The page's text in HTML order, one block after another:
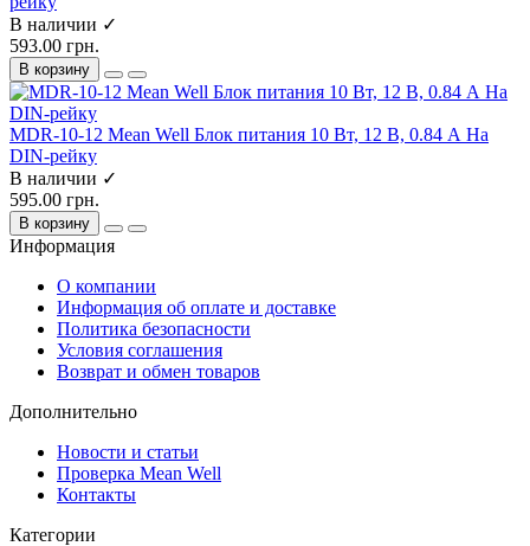
В наличии ✓
593.00 грн.
В корзину
MDR-10-12 Mean Well Блок питания 10 Вт, 12 В, 0.84 А На
DIN-рейку
В наличии ✓
595.00 грн.
В корзину
Информация
О компании
Информация об оплате и доставке
Политика безопасности
Условия соглашения
Возврат и обмен товаров
Дополнительно
Новости и статьи
Проверка Mean Well
Контакты
Категории